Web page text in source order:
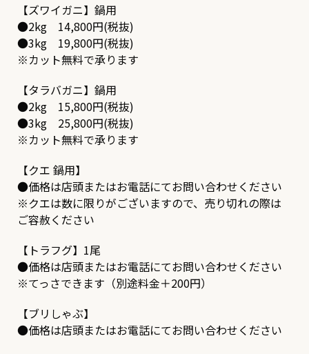
【ズワイガニ】鍋用
●2kg 14,800円(税抜)
●3kg 19,800円(税抜)
※カット無料で承ります
【タラバガニ】鍋用
●2kg 15,800円(税抜)
●3kg 25,800円(税抜)
※カット無料で承ります
【クエ 鍋用】
●価格は店頭またはお電話にてお問い合わせください
※クエは数に限りがございますので、売り切れの際は
ご容赦ください
【トラフグ】1尾
●価格は店頭またはお電話にてお問い合わせください
※てっさできます（別途料金＋200円）
【ブリしゃぶ】
●価格は店頭またはお電話にてお問い合わせください